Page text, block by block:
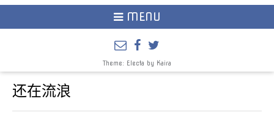
MENU
Theme: Electa by Kaira
还在流浪